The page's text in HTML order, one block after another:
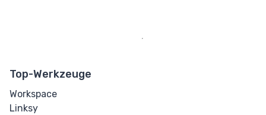
Top-Werkzeuge
Workspace
Linksy